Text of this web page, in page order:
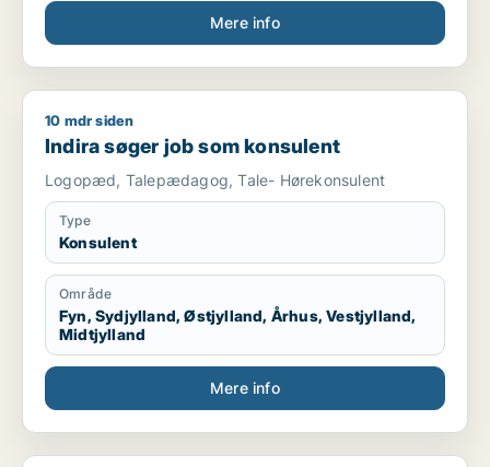
Mere info
Indira søger job som konsulent
10 mdr siden
Indira søger job som konsulent
Logopæd, Talepædagog, Tale- Hørekonsulent
Type
Konsulent
Område
Fyn, Sydjylland, Østjylland, Århus, Vestjylland,
Midtjylland
Mere info